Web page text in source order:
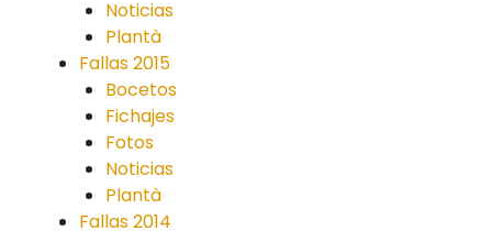
Noticias
Plantà
Fallas 2015
Bocetos
Fichajes
Fotos
Noticias
Plantà
Fallas 2014